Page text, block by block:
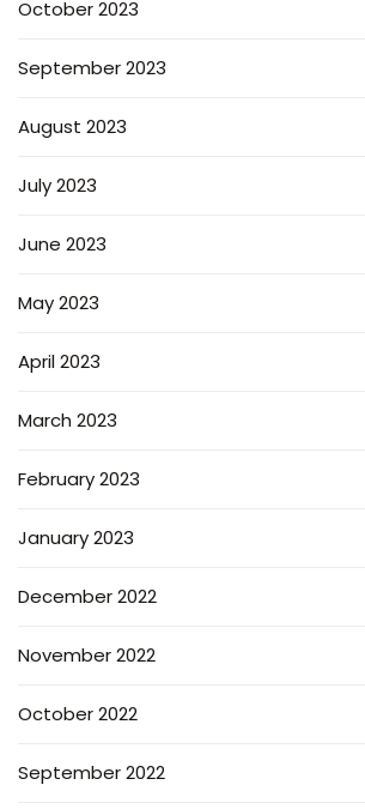
October 2023
September 2023
August 2023
July 2023
June 2023
May 2023
April 2023
March 2023
February 2023
January 2023
December 2022
November 2022
October 2022
September 2022